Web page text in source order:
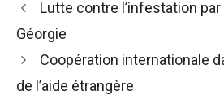
Lutte contre l’infestation
Géorgie
Coopération internationale
de l’aide étrangère